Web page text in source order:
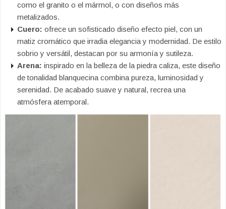
como el granito o el mármol, o con diseños más
metalizados.
Cuero: ofrece un sofisticado diseño efecto piel, con un
matiz cromático que irradia elegancia y modernidad. De estilo
sobrio y versátil, destacan por su armonía y sutileza.
Arena: inspirado en la belleza de la piedra caliza, este diseño
de tonalidad blanquecina combina pureza, luminosidad y
serenidad. De acabado suave y natural, recrea una
atmósfera atemporal.